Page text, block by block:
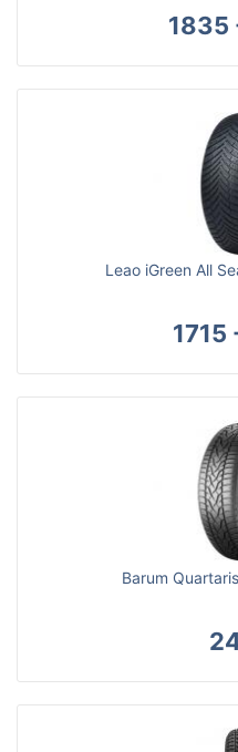
1835
Leao iGreen All
1715
Barum